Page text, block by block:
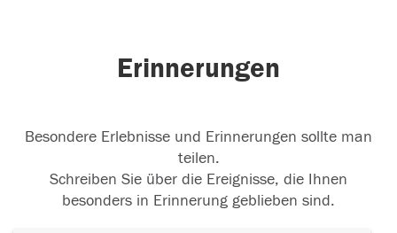
Erinnerungen
Besondere Erlebnisse und Erinnerungen sollte man
teilen.
Schreiben Sie über die Ereignisse, die Ihnen
besonders in Erinnerung geblieben sind.